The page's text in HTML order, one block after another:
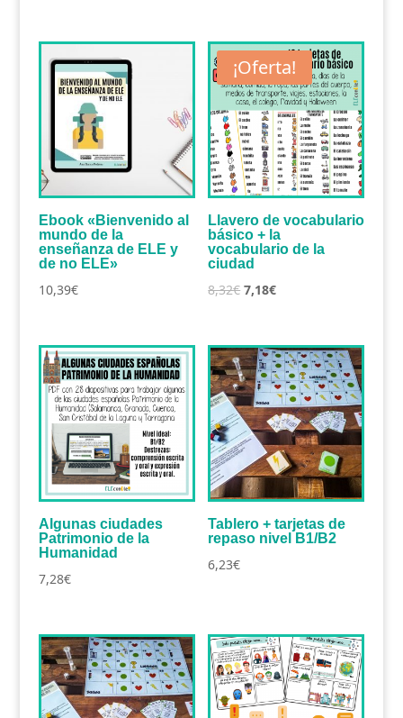
era:
7,28€.
es:
5,20€.
37,00€.34,00€.
Ebook «Bienvenido al
mundo de la
enseñanza de ELE y
de no ELE»
10,39€
¡Oferta!
Llavero de vocabulario
básico + la
vocabulario de la
ciudad
8,32€ El
era:
8,32€.
7,18€El
es:
7,18€.
Algunas ciudades
Patrimonio de la
Humanidad
7,28€
Tablero + tarjetas de
repaso nivel B1/B2
6,23€